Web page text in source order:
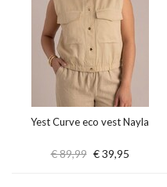
Yest Curve eco vest Nayla
€ 89,99 € 39,95